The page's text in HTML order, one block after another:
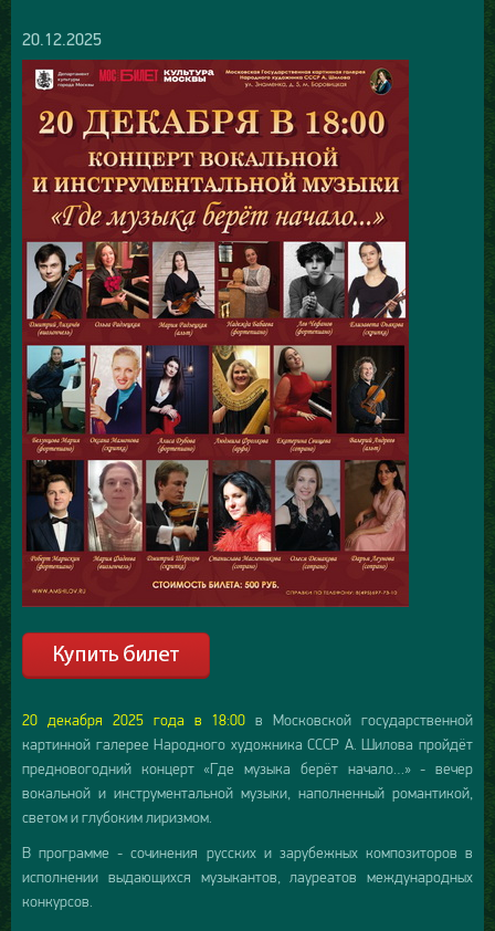
20.12.2025
20 декабря 2025 года в 18:00 в Московской государственной
картинной галерее Народного художника СССР А. Шилова пройдёт
предновогодний концерт «Где музыка берёт начало…» - вечер
вокальной и инструментальной музыки, наполненный романтикой,
светом и глубоким лиризмом.
В программе - сочинения русских и зарубежных композиторов в
исполнении выдающихся музыкантов, лауреатов международных
конкурсов.